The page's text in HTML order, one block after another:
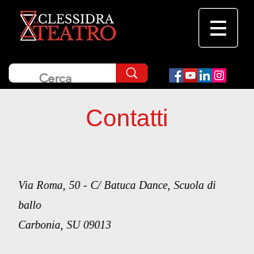
Contatti
Via Roma, 50 - C/ Batuca Dance, Scuola di
ballo
Carbonia, SU 09013